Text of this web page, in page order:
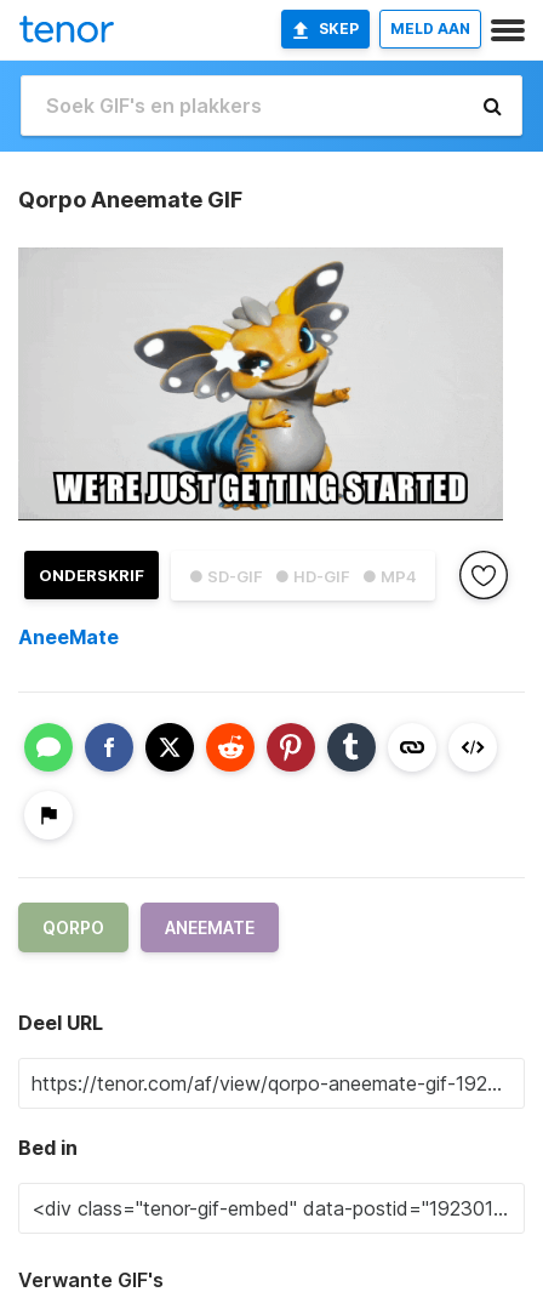
SKEP MELD AAN
Qorpo Aneemate GIF
● SD-GIF ● HD-GIF ● MP4
ONDERSKRIF
AneeMate
QORPO ANEEMATE
Deel URL
Bed in
Verwante GIF's